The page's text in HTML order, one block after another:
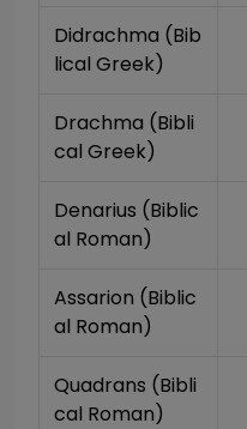
Didrachma (Bib
lical Greek)
Drachma (Bibli
cal Greek)
Denarius (Biblic
al Roman)
Assarion (Biblic
al Roman)
Quadrans (Bibli
cal Roman)